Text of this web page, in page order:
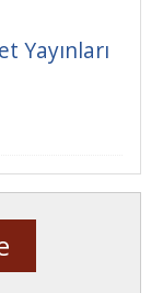
Yayınları